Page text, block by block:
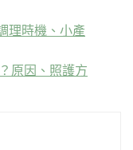
理時機、小產
原因、照護方